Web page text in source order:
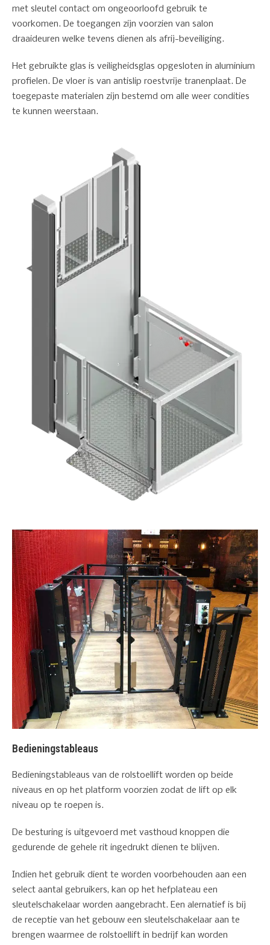
met sleutel contact om ongeoorloofd gebruik te
voorkomen. De toegangen zijn voorzien van salon
draaideuren welke tevens dienen als afrij-beveiliging.
Het gebruikte glas is veiligheidsglas opgesloten in aluminium
profielen. De vloer is van antislip roestvrije tranenplaat. De
toegepaste materialen zijn bestemd om alle weer condities
te kunnen weerstaan.
Bedieningstableaus
Bedieningstableaus van de rolstoellift worden op beide
niveaus en op het platform voorzien zodat de lift op elk
niveau op te roepen is.
De besturing is uitgevoerd met vasthoud knoppen die
gedurende de gehele rit ingedrukt dienen te blijven.
Indien het gebruik dient te worden voorbehouden aan een
select aantal gebruikers, kan op het hefplateau een
sleutelschakelaar worden aangebracht. Een alernatief is bij
de receptie van het gebouw een sleutelschakelaar aan te
brengen waarmee de rolstoellift in bedrijf kan worden